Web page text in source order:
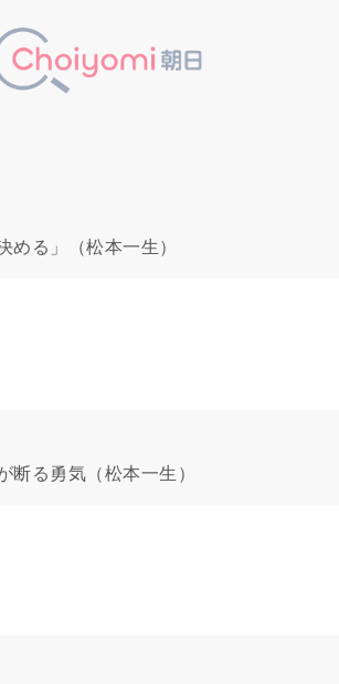
める」（松本一生）
断る勇気（松本一生）